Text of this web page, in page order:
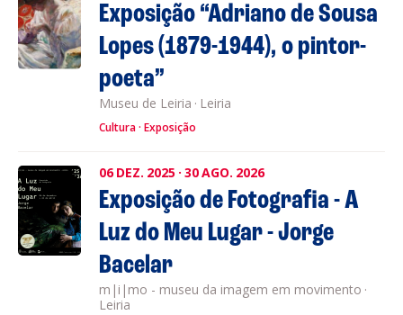
Exposição “Adriano de Sousa
Lopes (1879-1944), o pintor-
poeta”
Museu de Leiria · Leiria
Cultura Exposição
06 DEZ. 2025 · 30AGO. 2026
Exposição de Fotografia - A
Luz do Meu Lugar - Jorge
Bacelar
m|i|mo - museu da imagem em movimento ·
Leiria